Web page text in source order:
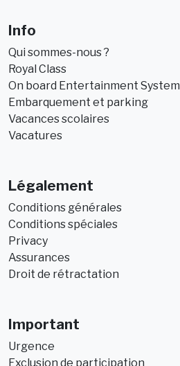
Info
Qui sommes-nous ?
Royal Class
On board Entertainment System
Embarquement et parking
Vacances scolaires
Vacatures
Légalement
Conditions générales
Conditions spéciales
Privacy
Assurances
Droit de rétractation
Important
Urgence
Exclusion de participation